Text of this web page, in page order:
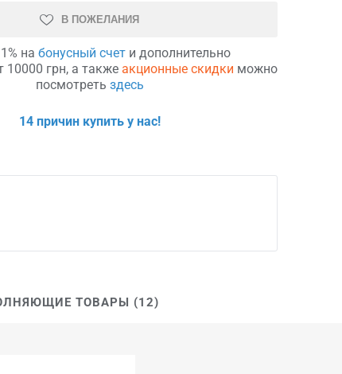
В ПОЖЕЛАНИЯ
1% на бонусный счети дополнительно
10000 грн, а также акционные скидки можно
посмотреть здесь
14 причин купить у нас!
ТОВАРЫ (12)